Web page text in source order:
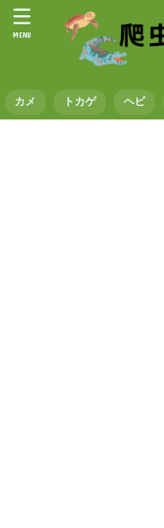
カメ トカゲ ヘビ
MENU